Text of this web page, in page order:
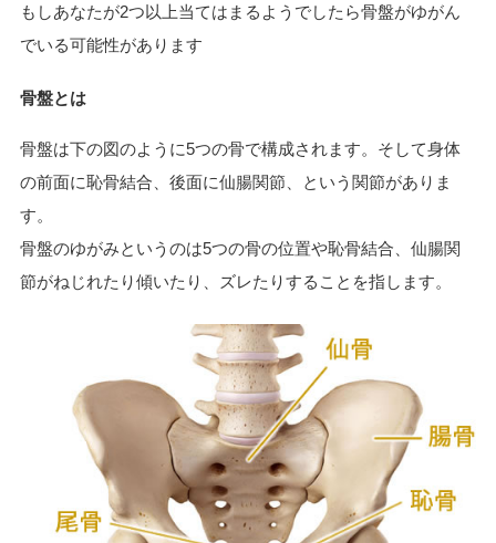
もしあなたが2つ以上当てはまるようでしたら骨盤がゆがん
でいる可能性があります
骨盤とは
骨盤は下の図のように5つの骨で構成されます。そして身体
の前面に恥骨結合、後面に仙腸関節、という関節がありま
す。
骨盤のゆがみというのは5つの骨の位置や恥骨結合、仙腸関
節がねじれたり傾いたり、ズレたりすることを指します。